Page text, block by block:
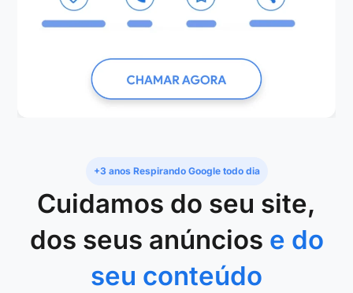
+3 anos Respirando Google todo dia
Cuidamos do seu site,
dos seus anúncios e do
seu conteúdo